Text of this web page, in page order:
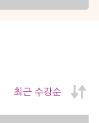
최근 수강순